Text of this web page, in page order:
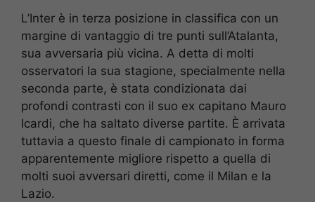
L’Inter è in terza posizione in classifica con un
margine di vantaggio di tre punti sull’Atalanta,
sua avversaria più vicina. A detta di molti
osservatori la sua stagione, specialmente nella
seconda parte, è stata condizionata dai
profondi contrasti con il suo ex capitano Mauro
Icardi, che ha saltato diverse partite. È arrivata
tuttavia a questo finale di campionato in forma
apparentemente migliore rispetto a quella di
molti suoi avversari diretti, come il Milan e la
Lazio.